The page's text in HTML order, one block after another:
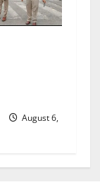
August 6,